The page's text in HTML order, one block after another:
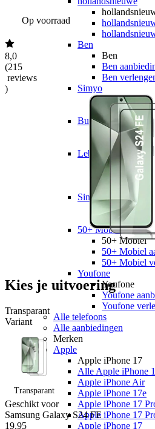
Ben
Ben
Ben
Ben
Simyo
Simyo
Simyo
Budget Thuis
Budget Thuis
Budget
Lebara
Lebara
Lebara
Lebara
Simpel
Simpel
Simpel
50+ Mobiel
50+ Mobiel
50+ Mobiel
50+ Mobiel
Youfone
Youfone
Youfone
Youfone
Alle telefoons
Alle aanbiedingen
Merken
Apple
Apple iPhone 17
Alle Apple iPhone
Apple iPhone Air
Apple iPhone 17e
Apple iPhone 17
Apple iPhone 17
Apple iPhone 17
Op voorraad
8,0
(215
reviews
)
Kies je uitvoering
Transparant
Variant
Transparant
Geschikt voor
Samsung Galaxy S24 FE
19,95